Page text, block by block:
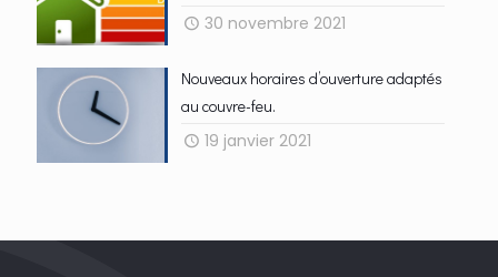
30 novembre 2021
Nouveaux horaires d’ouverture adaptés
au couvre-feu.
19 janvier 2021